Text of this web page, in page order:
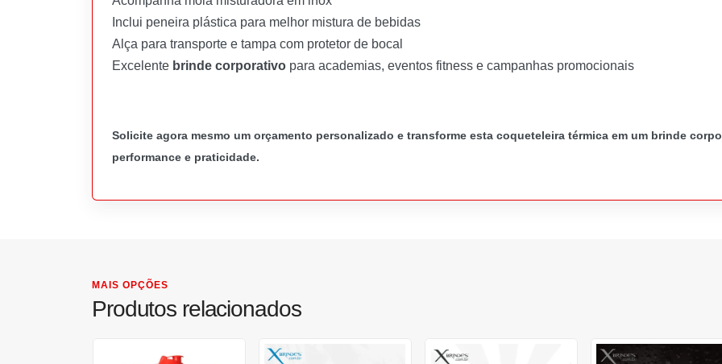
Inclui peneira plástica para melhor mistura de bebidas
Alça para transporte e tampa com protetor de bocal
Excelente brinde corporativo para academias, eventos fitness e campanhas promocionais
Solicite agora mesmo um orçamento personalizado e transforme esta coqueteleira térmica em um brinde
performance e praticidade.
MAIS OPÇÕES
Produtos relacionados